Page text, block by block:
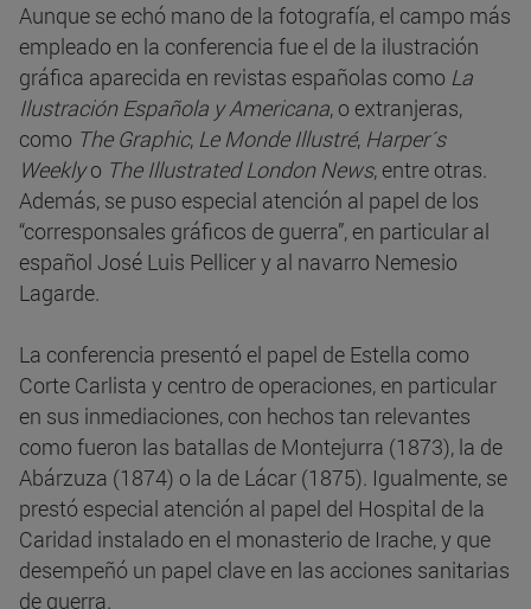
Aunque se echó mano de la fotografía, el campo más
empleado en la conferencia fue el de la ilustración
gráfica aparecida en revistas españolas como La
Ilustración Española y Americana, o extranjeras,
como The Graphic, Le Monde Illustré, Harper´s
Weeklyo The Illustrated London News, entre otras.
Además, se puso especial atención al papel de los
“corresponsales gráficos de guerra”, en particular al
español José Luis Pellicer y al navarro Nemesio
Lagarde.
La conferencia presentó el papel de Estella como
Corte Carlista y centro de operaciones, en particular
en sus inmediaciones, con hechos tan relevantes
como fueron las batallas de Montejurra (1873), la de
Abárzuza (1874) o la de Lácar (1875). Igualmente, se
prestó especial atención al papel del Hospital de la
Caridad instalado en el monasterio de Irache, y que
desempeñó un papel clave en las acciones sanitarias
de guerra.